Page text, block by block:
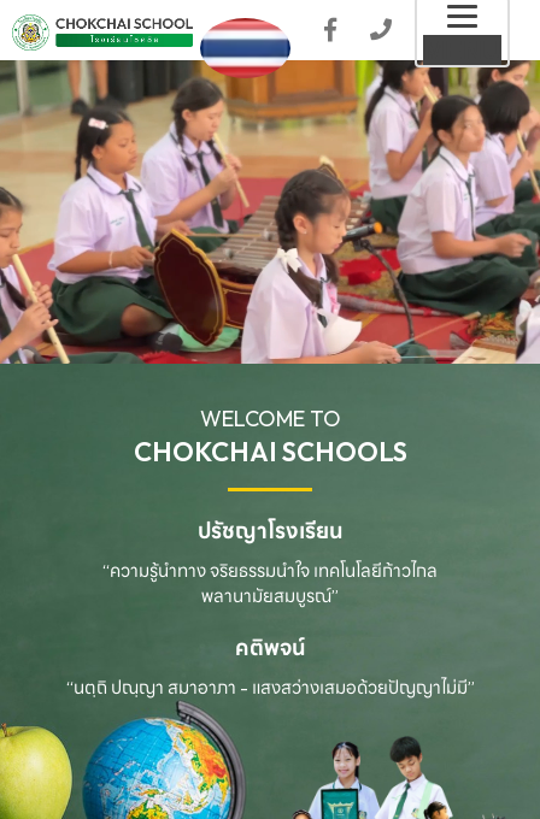
WELCOME TO
CHOKCHAI SCHOOLS
ปรัชญาโรงเรียน
“ความรู้นำทาง จริยธรรมนำใจ เทคโนโลยีก้าวไกล
พลานามัยสมบูรณ์”
คติพจน์
“นตฺถิ ปณฺญา สมาอาภา - แสงสว่างเสมอด้วยปัญญาไม่มี”